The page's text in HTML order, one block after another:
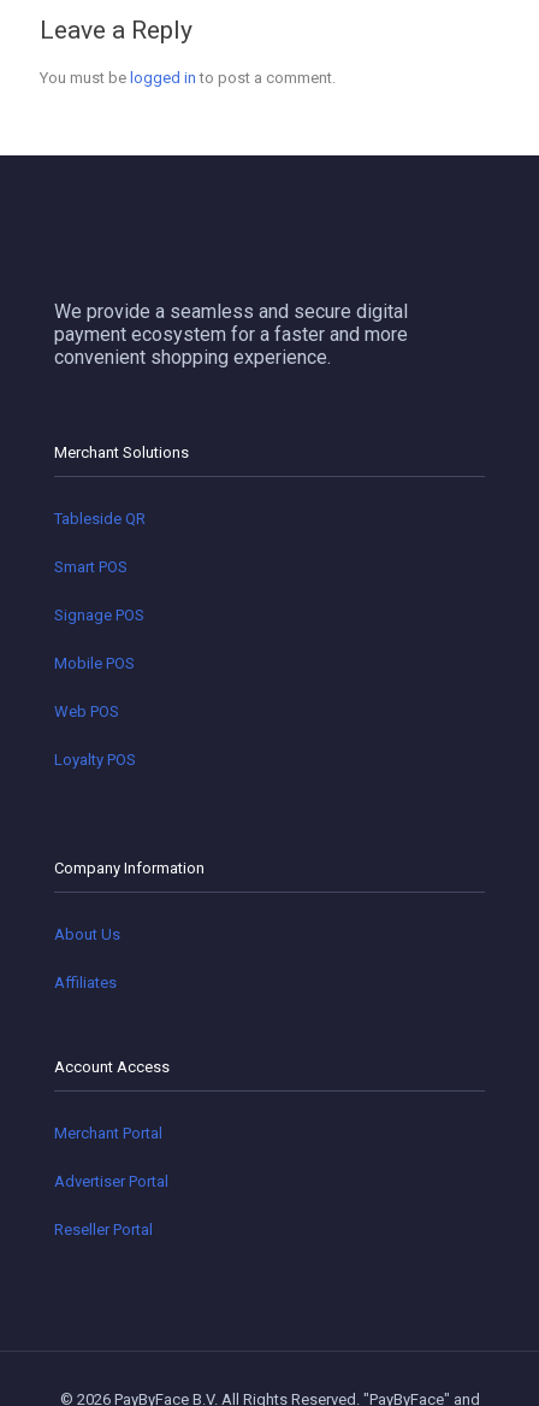
Leave a Reply
You must be logged in to post a comment.
We provide a seamless and secure digital
payment ecosystem for a faster and more
convenient shopping experience.
Merchant Solutions
Tableside QR
Smart POS
Signage POS
Mobile POS
Web POS
Loyalty POS
Company Information
About Us
Affiliates
Account Access
Merchant Portal
Advertiser Portal
Reseller Portal
© 2026 PayByFace B.V. All Rights Reserved. "PayByFace" and